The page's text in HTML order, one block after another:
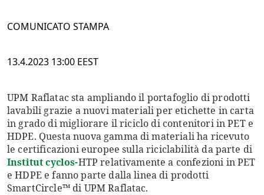
COMUNICATO STAMPA
13.4.2023 13:00 EEST
UPM Raflatac sta ampliando il portafoglio di prodotti
lavabili grazie a nuovi materiali per etichette in carta
in grado di migliorare il riciclo di contenitori in PET e
HDPE. Questa nuova gamma di materiali ha ricevuto
le certificazioni europee sulla riciclabilità da parte di
Institut cyclos-HTP relativamente a confezioni in PET
e HDPE e fanno parte dalla linea di prodotti
SmartCircle™ di UPM Raflatac.